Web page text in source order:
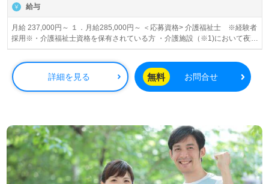
給与
月給 237,000円～ １．月給285,000円～ ＜応募資格> 介護福祉士 ※経験者
採用※・介護福祉士資格を保有されている方 ・介護施設（※1)において夜勤
経験を含むフルタイムで働いた経験が通算5年以上ある方（※2） ※1） 介
護施設･･･有料老人ホーム、特別養護老人ホーム、介護老人保健施設、グル
ープホーム、療養型病院、小規模多機能型居宅介護ホーム ※2） 5年の定
義･･･週4～5日間稼働した期間が通算5年間であること（雇用形態は問わな
い） ＜備考> （夜勤5回／月、介護福祉士手当含む） （特養・老健・有料・
た期間の通算が丸5年以上の方） ※この他に保育手当お子様1人につき
10,000円（規定あり）、ケアマネ資格手当5,000円、残業手当（月平均残業
時間10時間）、年末年始手当、交通費規定内支給 ※定期昇給、昇格による
基本給アップあり 【賞与】 入社時等級の場合：基本給×1ヶ月 ※入社3ヶ月
後に昇格審査あり 昇格後：基本給×2ヶ月 ※試用期間3ヶ月（労働条件は本採
用時と変更なし） ２．月給265,000円～ ＜応募資格> 介護福祉士 ＜備考>
詳細を見る 無料 お問合せ